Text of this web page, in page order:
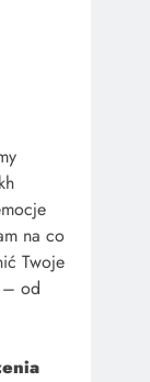
na co
Twoje
– od